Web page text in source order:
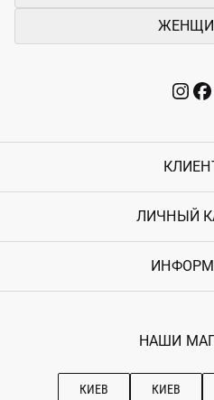
ЛИЧНЫЙ
Ostriv
Наши
НАШИ
КИЕВ КИЕВ